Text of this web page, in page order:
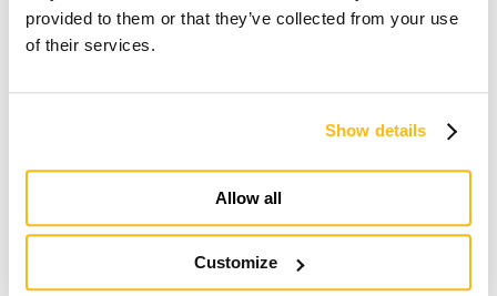
provided to them or that they’ve collected from your use
of their services.
Show details
Allow all
Customize